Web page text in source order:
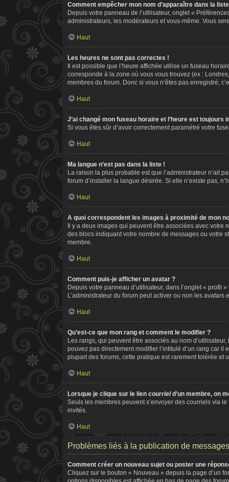
Comment empêcher mon nom d’apparaître dans la
Depuis votre panneau de l’utilisateur, onglet «
administrateurs, les modérateurs et vous-même. Vous
Haut
Les heures ne sont pas correctes !
Il est possible que l’heure affichée utilise un fuseau
corresponde à la zone où vous vous trouvez (ex :
membres du forum. Donc si vous n’êtes pas enregistré,
Haut
J’ai changé mon fuseau horaire et l’heure est toujours
Si vous êtes sûr d’avoir correctement paramétré votre
Haut
Ma langue n’est pas dans la liste !
La raison la plus probable est que l’administrateur n’ait
forum d’installer la langue désirée. Si elle n’existe pas,
Haut
A quoi correspondent les images à proximité de mon
Il y a deux images qui peuvent être associées avec
des blocs indiquant votre nombre de messages ou votre
membre.
Haut
Comment puis-je afficher un avatar ?
Depuis votre panneau d’utilisateur, dans l’onglet « profil
L’administrateur du forum peut activer ou non les
Haut
Qu’est-ce que mon rang et comment le modifier ?
Les rangs, qui peuvent être associés au nom
pouvez pas directement modifier l’intitulé d’un rang car
plupart des forums, cette pratique est rarement tolérée
Haut
Lorsque je clique sur le lien courrield’un membre, on
Seuls les membres peuvent s’envoyer des courriels via
invités.
Haut
Problèmes liés à la publication de messages
Comment créer un nouveau sujet ou poster une
Cliquez sur le bouton « Nouveau » depuis la page d’un